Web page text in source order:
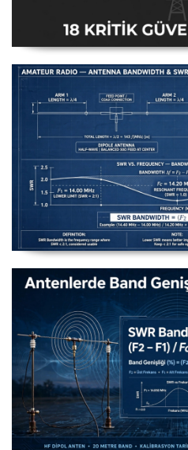
Amatör Telsiz İstasyonları
Uzuntel’den Yagi’ye